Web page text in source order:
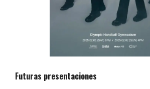
Futuras presentaciones